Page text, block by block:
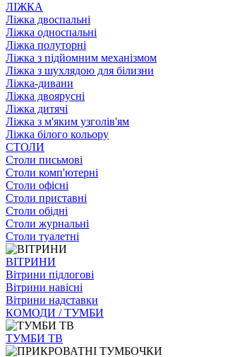
ЛІЖКА
Ліжка двоспальні
Ліжка односпальні
Ліжка полуторні
Ліжка з підйомним механізмом
Ліжка з шухлядою для білизни
Ліжка-дивани
Ліжка двоярусні
Ліжка дитячі
Ліжка з м'яким узголів'ям
Ліжка білого кольору
СТОЛИ
Столи письмові
Столи комп'ютерні
Столи офісні
Столи приставні
Столи обідні
Столи журнальні
Столи туалетні
ВІТРИНИ
Вітрини підлогові
Вітрини навісні
Вітрини надставки
КОМОДИ / ТУМБИ
ТУМБИ ТВ